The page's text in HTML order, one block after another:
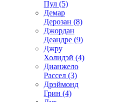
Пул (5)
Демар
Дерозан (8)
Джордан
Деандре (9)
Джру
Холидэй (4)
Дианжело
Рассел (3)
Дрэймонд
Грин (4)